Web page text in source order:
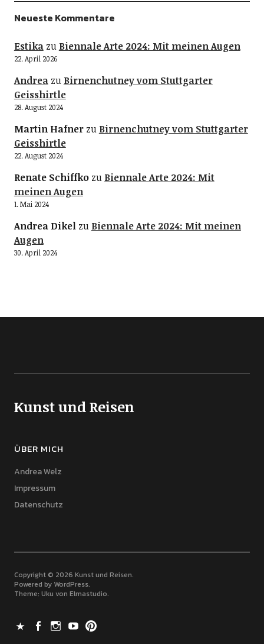
Neueste Kommentare
Estikazu Biennale Arte 2024: Mit meinen Augen
22. April 2026
Andreazu Birnenchutney vom Stuttgarter
Geisshirtle
28. August 2024
Martin Hafnerzu Birnenchutney vom Stuttgarter
Geisshirtle
22. August 2024
Renate Schiffkozu Biennale Arte 2024: Mit
meinen Augen
1. Mai 2024
Andrea Dikelzu Biennale Arte 2024: Mit meinen
Augen
30. April 2024
Kunst und Reisen
ÜBER MICH
Andrea Welz
Impressum
Datenschutz
Copyright © 2026 Kunst und Reisen
Powered by WordPress
Theme: Uku von Elmastudio